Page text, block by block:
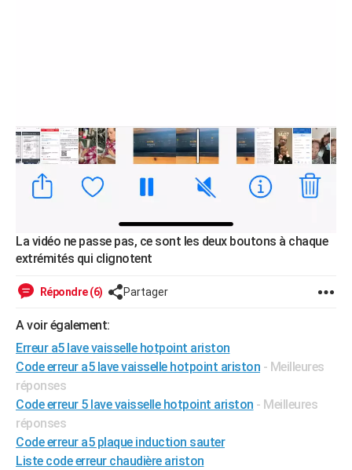
La vidéo ne passe pas, ce sont les deux boutons à chaque
extrémités qui clignotent
Répondre (6) Partager
A voir également:
Erreur a5 lave vaisselle hotpoint ariston
Code erreur a5 lave vaisselle hotpoint ariston - Meilleures
réponses
Code erreur 5 lave vaisselle hotpoint ariston - Meilleures
réponses
Code erreur a5 plaque induction sauter
Liste code erreur chaudière ariston